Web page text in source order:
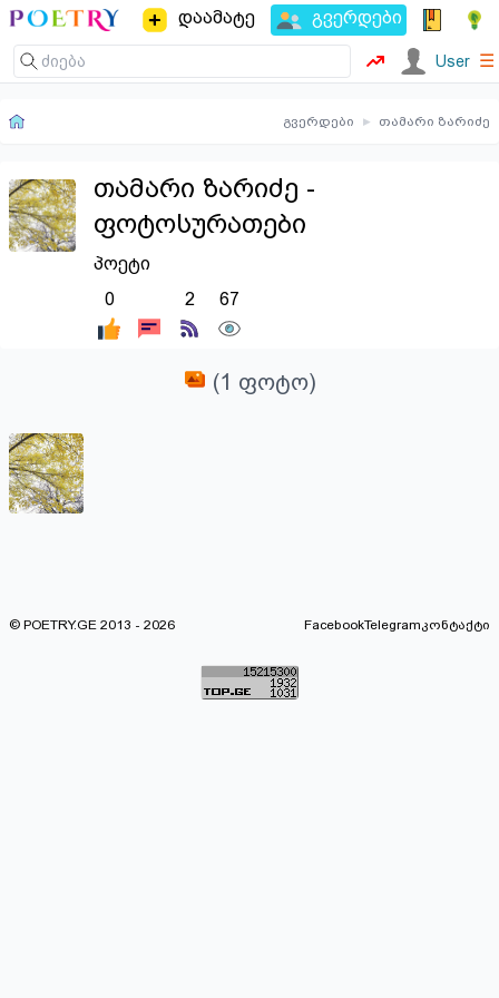
დაამატე გვერდები
User ☰
გვერდები ▸ თამარი ზარიძე
თამარი ზარიძე -
ფოტოსურათები
პოეტი
0
2 67
(1 ფოტო)
© POETRY.GE 2013 - 2026 FacebookTelegramკონტაქტი